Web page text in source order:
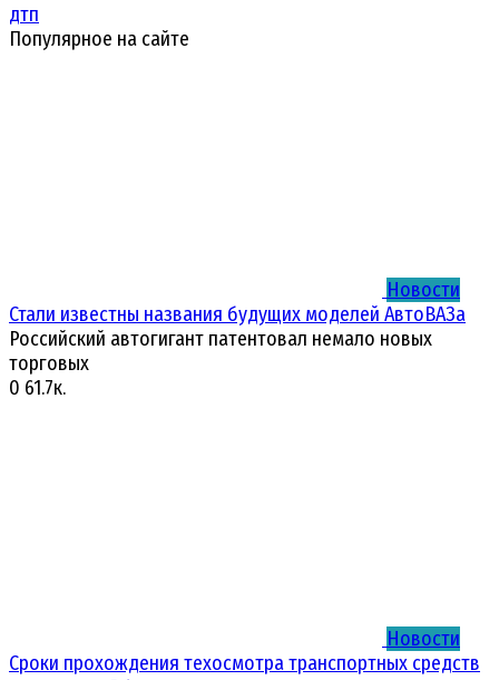
дтп
Популярное на сайте
Новости
Стали известны названия будущих моделей АвтоВАЗа
Российский автогигант патентовал немало новых
торговых
0 61.7к.
Новости
Сроки прохождения техосмотра транспортных средств